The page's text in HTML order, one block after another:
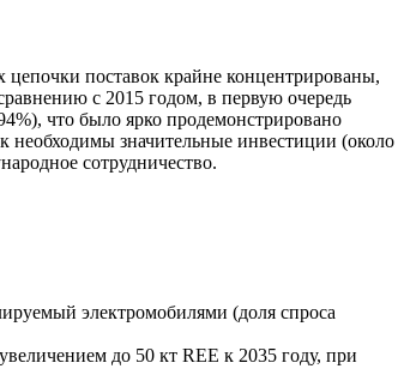
поставок крайне концентрированы,
с 2015 годом, в первую очередь
что было ярко продемонстрировано
значительные инвестиции (около
сотрудничество.
электромобилями (доля спроса
до 50 кт REE к 2035 году, при